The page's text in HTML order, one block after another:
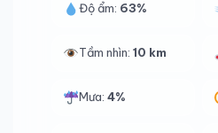
Độ ẩm: 63%
Tầm nhìn: 10 km
Mưa: 4%